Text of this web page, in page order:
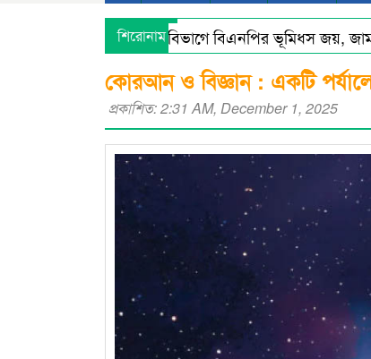
শিরোনাম
সিলেট বিভাগে বিএনপির ভূমিধস জয়,
সিলেটে স্মার্ট পুলিশিংয়ে আইন-শৃঙ্খলায় স্বস্তি :
কোরআন ও বিজ্ঞান : একটি
প্রকাশিত: 2:31 AM, December 1, 2025